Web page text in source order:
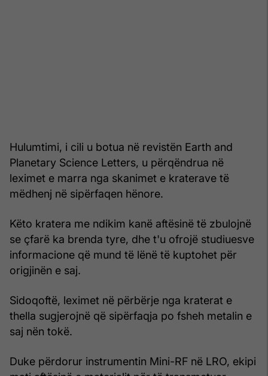
Hulumtimi, i cili u botua në revistën Earth and
Planetary Science Letters, u përqëndrua në
leximet e marra nga skanimet e kraterave të
mëdhenj në sipërfaqen hënore.
Këto kratera me ndikim kanë aftësinë të zbulojnë
se çfarë ka brenda tyre, dhe t'u ofrojë studiuesve
informacione që mund të lënë të kuptohet për
origjinën e saj.
Sidoqoftë, leximet në përbërje nga kraterat e
thella sugjerojnë që sipërfaqja po fsheh metalin e
saj nën tokë.
Duke përdorur instrumentin Mini-RF në LRO, ekipi